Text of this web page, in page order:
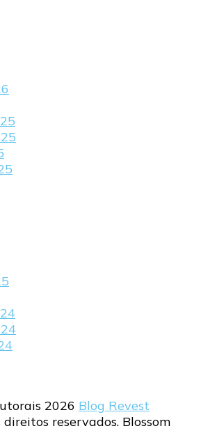
2026 Blog Revest
direitos reservados. Blossom